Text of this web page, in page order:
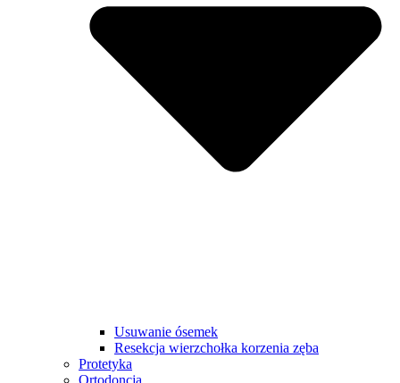
Usuwanie ósemek
Resekcja wierzchołka korzenia zęba
Protetyka